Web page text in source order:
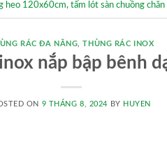
heo 120x60cm, tấm lót sàn chuồng chăn
RÁC ĐA NĂNG ,THÙNG RÁC INOX
nắp bập bênh
ON 9 THÁNG 8, 2024 BY HUYEN